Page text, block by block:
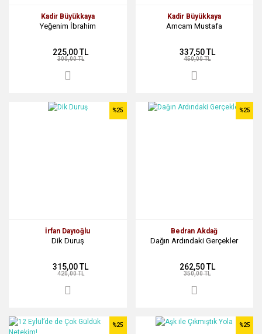
Kadir Büyükkaya
Yeğenim İbrahim
225,00 TL
300,00 TL
Kadir Büyükkaya
Amcam Mustafa
337,50 TL
450,00 TL
İrfan Dayıoğlu
Dik Duruş
%25
315,00 TL
420,00 TL
Bedran Akdağ
Dağın Ardındaki Gerçekler
%25
262,50 TL
350,00 TL
%25 %25